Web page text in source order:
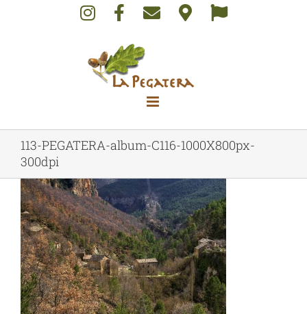
113-PEGATERA-album-C116-1000X800px-
300dpi